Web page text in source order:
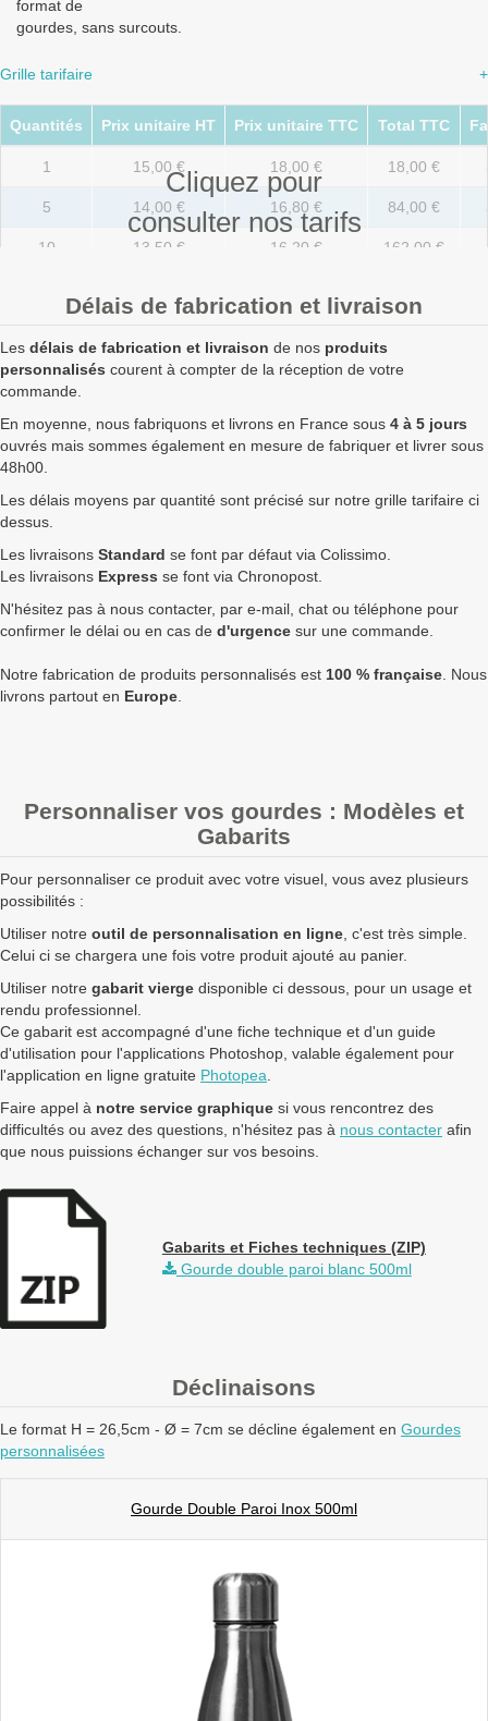
format de
gourdes, sans surcouts.
Grille tarifaire +
Cliquez pour
consulter nos tarifs
Quantités Prix unitaire HT Prix unitaire TTC Total TTC
1 15,00 € 18,00 € 18,00 €
5 14,00 € 16,80 € 84,00 €
10 13,50 € 16,20 € 162,00 €
100 11,00 € 13,20 € 1 320,00 €
500 9,00 € 10,80 € 5 400,00 €
contactez nouspour un devis personnalisé
Les clients Français paient le prix TTC (TVA 20%).
Les clients dans l’Union Européennepossédant un numéro de
Les clients en dehors de l’Union européenne paient le prix HT.
Délais de fabrication et livraison
Les délais de fabrication et livraison de nos produits
personnalisés courent à compter de la réception de votre
commande.
En moyenne, nous fabriquons et livrons en France sous 4 à 5 jours
ouvrés mais sommes également en mesure de fabriquer et livrer sous
48h00.
Les délais moyens par quantité sont précisé sur notre grille tarifaire ci
dessus.
Les livraisons Standard se font par défaut via Colissimo.
Les livraisons Express se font via Chronopost.
N'hésitez pas à nous contacter, par e-mail, chat ou téléphone pour
confirmer le délai ou en cas de d'urgence sur une commande.
Notre fabrication de produits personnalisés est 100 % française. Nous
livrons partout en Europe.
Personnaliser vos gourdes : Modèles et
Gabarits
Pour personnaliser ce produit avec votre visuel, vous avez plusieurs
possibilités :
Utiliser notre outil de personnalisation en ligne , c'est très simple.
Celui ci se chargera une fois votre produit ajouté au panier.
Utiliser notre gabarit vierge disponible ci dessous, pour un usage et
rendu professionnel.
Ce gabarit est accompagné d'une fiche technique et d'un guide
d'utilisation pour l'applications Photoshop, valable également pour
l'application en ligne gratuite Photopea
Faire appel à notre service graphique si vous rencontrez des
difficultés ou avez des questions, n'hésitez pas à nous contacter afin
que nous puissions échanger sur vos besoins.
Gabarits et Fiches techniques (ZIP)
Gourde double paroi blanc 500ml
Déclinaisons
Le format H = 26,5cm - Ø = 7cm se décline également en Gourdes
personnalisées
Gourde Double Paroi Inox 500ml